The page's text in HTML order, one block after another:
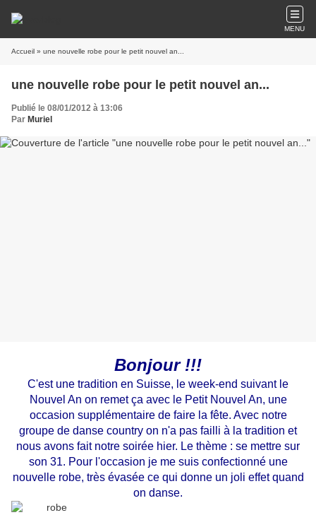
MENU
Accueil » une nouvelle robe pour le petit nouvel an...
une nouvelle robe pour le petit nouvel an...
Publié le 08/01/2012 à 13:06
Par Muriel
Bonjour !!!
C'est une tradition en Suisse, le week-end suivant le
Nouvel An on remet ça avec le Petit Nouvel An, une
occasion supplémentaire de faire la fête. Avec notre
groupe de danse country on n'a pas failli à la tradition et
nous avons fait notre soirée hier. Le thème : se mettre sur
son 31. Pour l'occasion je me suis confectionné une
nouvelle robe, très évasée ce qui donne un joli effet quand
on danse.